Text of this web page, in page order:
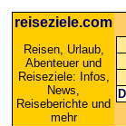
reiseziele.com
Reisen, Urlaub,
Abenteuer und
Reiseziele: Infos,
News,
Reiseberichte und
mehr